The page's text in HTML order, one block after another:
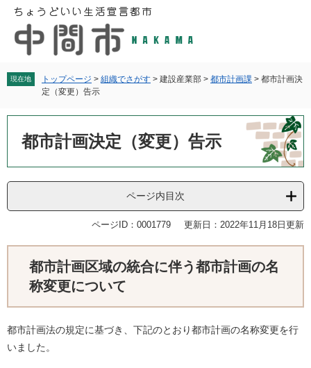
へ
現在地 トップページ > 組織でさがす > 建設産業部 > 都市計画課 > 都市計画決
定（変更）告示
都市計画決定（変更）告示
ページ内目次
ページID：0001779 更新日：2022年11月18日更新
都市計画区域の統合に伴う都市計画の名
称変更について
都市計画法の規定に基づき、下記のとおり都市計画の名称変更を行
いました。